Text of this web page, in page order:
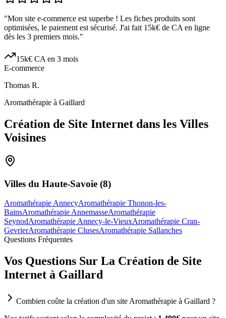
"Mon site e-commerce est superbe ! Les fiches produits sont
optimisées, le paiement est sécurisé. J'ai fait 15k€ de CA en ligne
dès les 3 premiers mois."
15k€ CA en 3 mois
E-commerce
Thomas R.
Aromathérapie à Gaillard
Création de Site Internet dans les Villes
Voisines
Villes du Haute-Savoie (8)
Aromathérapie AnnecyAromathérapie Thonon-les-
BainsAromathérapie AnnemasseAromathérapie
SeynodAromathérapie Annecy-le-VieuxAromathérapie Cran-
GevrierAromathérapie ClusesAromathérapie Sallanches
Questions Fréquentes
Vos Questions Sur La Création de Site
Internet à Gaillard
Combien coûte la création d'un site Aromathérapie à Gaillard ?